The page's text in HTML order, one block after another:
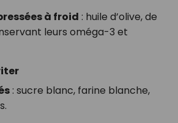
à froid : huile d’olive, de
leurs oméga-3 et
: sucre blanc, farine blanche,